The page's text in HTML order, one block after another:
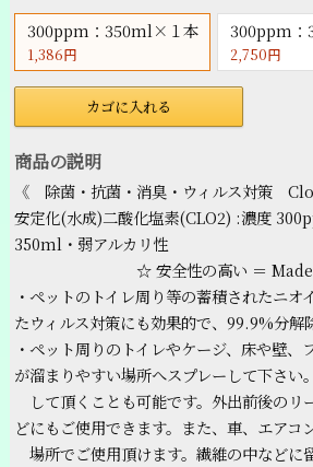
300ppm：350ml×１本
1,386円
300ppm
2,750円
カゴに入れる
商品の説明
《 除菌・抗菌・消臭・ウィルス対策
安定化(水成)二酸化塩素(CLO2) :濃度
350ml・弱アルカリ性
☆ 安全性の高い ＝ Made in
・ペットのトイレ周り等の蓄積されたニオ
たウィルス対策にも効果的で、99.9%分解
・ペット周りのトイレやケージ、床や壁
が溜まりやすい場所へスプレーして下さい
して頂くことも可能です。外出前後のリ
どにもご使用できます。また、車、エアコ
場所でご使用頂けます。繊維の中などに